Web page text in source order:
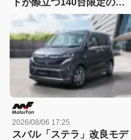
トが際立つ140台限定の
「スポルト スペチアーレ」
が登場！
2026/08/06 17:25
スバル「ステラ」改良モデ